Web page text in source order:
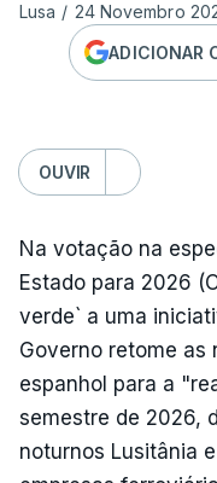
Lusa / 24 Novembro
ADICIONAR
OUVIR
Na votação na
Estado para 2026
verde` a uma
Governo retome as
espanhol para a
semestre de 2026,
noturnos Lusitânia